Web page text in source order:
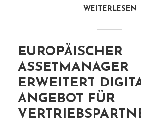
WEITERLESEN
EUROPÄISCHER
ASSETMANAGER
ERWEITERT
ANGEBOT FÜR